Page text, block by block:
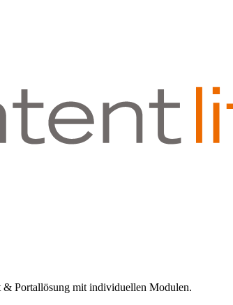
& Portallösung mit individuellen Modulen.